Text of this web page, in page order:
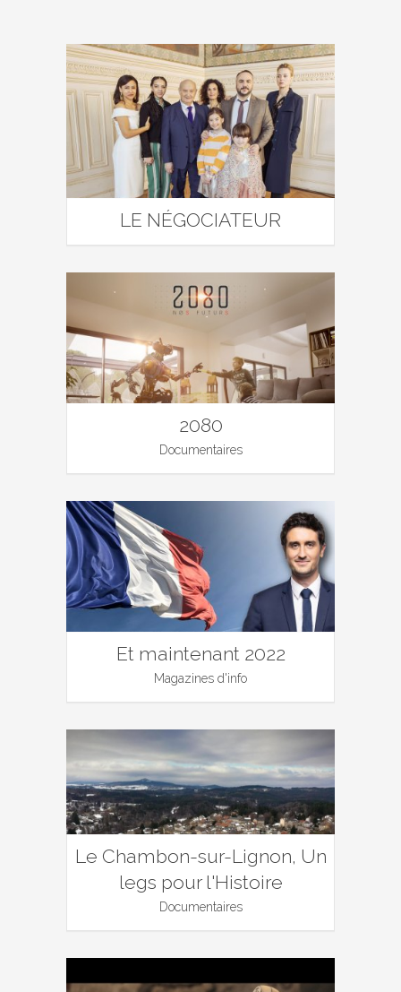
LE NÉGOCIATEUR
2080
Documentaires
Et maintenant 2022
Magazines d'info
Le Chambon-sur-Lignon, Un
legs pour l'Histoire
Documentaires